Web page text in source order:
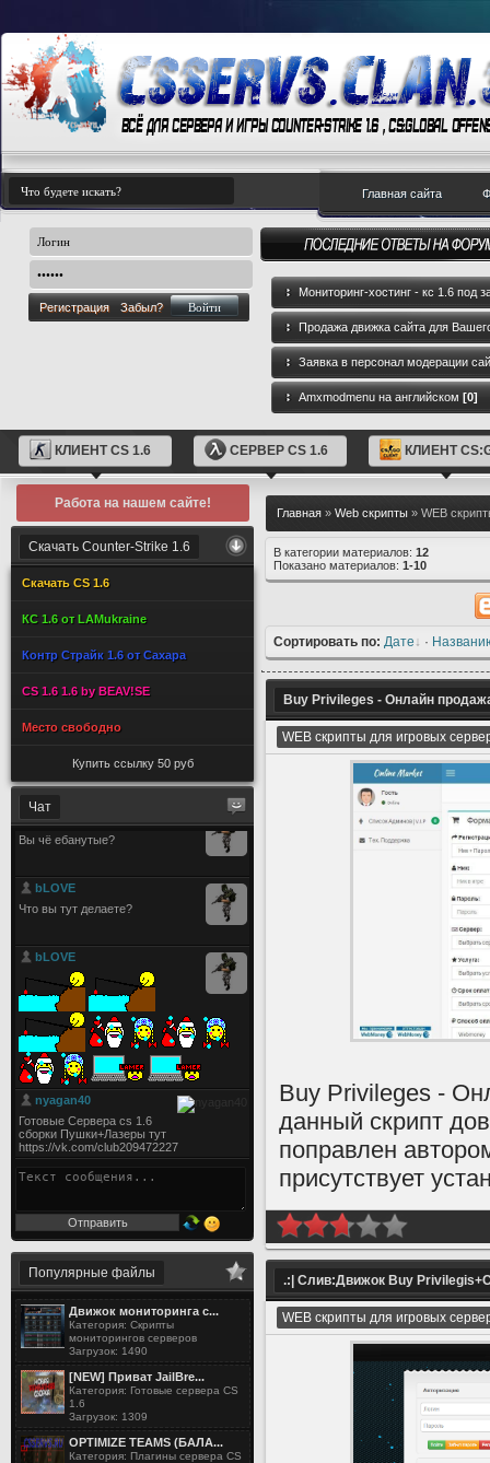
Главная сайта
Регистрация Забыл?
Мониторинг-хостинг - кс 1.6 под
Продажа движка сайта для
GameCMS[0]
Заявка в персонал модерации
Amxmodmenu на английском [0]
КЛИЕНТ CS 1.6 СЕРВЕР CS 1.6 КЛИЕНТ
Работа на нашем сайте!
Скачать Counter-Strike 1.6
Скачать CS 1.6
КС 1.6 от LAMukraine
Контр Страйк 1.6 от Сахара
CS 1.6 1.6 by BEAV!SE
Место свободно
Купить ссылку 50 руб
Чат
Популярные файлы
Движок мониторинга с...
Категория: Скрипты
мониторингов серверов
Загрузок: 1490
[NEW] Приват JailBre...
Категория: Готовые сервера CS
1.6
Загрузок: 1309
OPTIMIZE TEAMS (БАЛА...
Категория: Плагины сервера CS
Главная » Web скрипты » WEB
В категории материалов: 12
Показано материалов: 1-10
Сортировать по: Дате ·
Buy Privileges - Онлайн
WEB скрипты для игровых
Buy Privileges -
данный скрипт
поправлен
присутствует
.:| Слив:Движок Buy
WEB скрипты для игровых